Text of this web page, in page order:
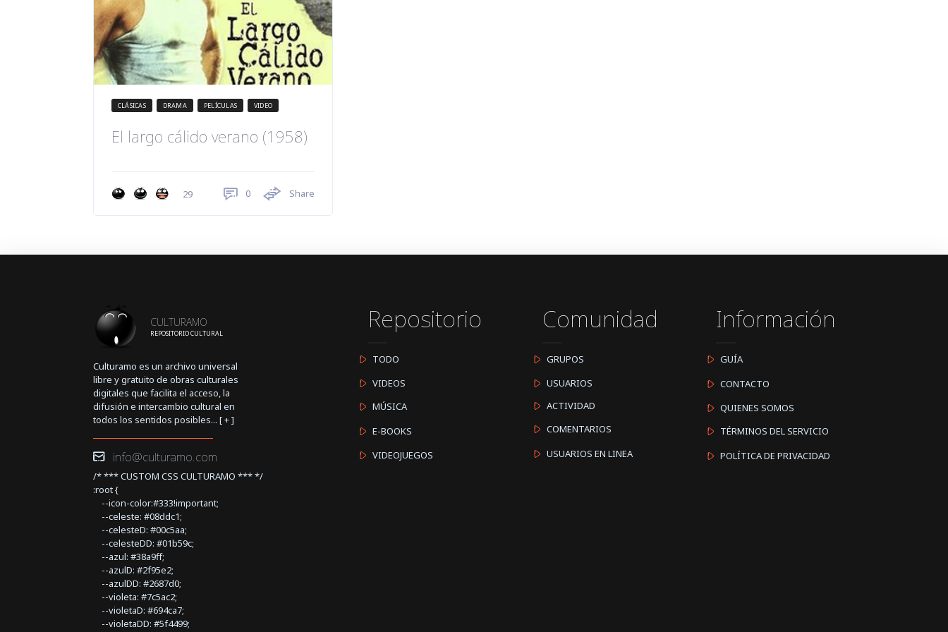
CLÁSICAS DRAMA PELÍCULAS VIDEO
El largo cálido verano (1958)
29 0 Share
CULTURAMO
REPOSITORIO CULTURAL
Culturamo es un archivo universal
libre y gratuito de obras culturales
digitales que facilita el acceso, la
difusión e intercambio cultural en
todos los sentidos posibles... [+]
info@culturamo.com
/* *** CUSTOM CSS CULTURAMO *** */
:root {
--icon-color:#333!important;
--celeste: #08ddc1;
--celesteD: #00c5aa;
--celesteDD: #01b59c;
--azul: #38a9ff;
--azulD: #2f95e2;
--azulDD: #2687d0;
--violeta: #7c5ac2;
--violetaD: #694ca7;
--violetaDD: #5f4499;
Repositorio
TODO
VIDEOS
MÚSICA
E-BOOKS
VIDEOJUEGOS
Comunidad
GRUPOS
USUARIOS
ACTIVIDAD
COMENTARIOS
USUARIOS EN LINEA
Información
GUÍA
CONTACTO
QUIENES SOMOS
TÉRMINOS DEL SERVICIO
POLÍTICA DE PRIVACIDAD